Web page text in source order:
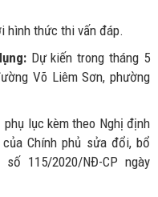
hình thức thi vấn đáp.
Dự kiến trong tháng 5
Võ Liêm Sơn, phường
lục kèm theo Nghị định
Chính phủ sửa đổi, bổ
115/2020/NĐ-CP ngày